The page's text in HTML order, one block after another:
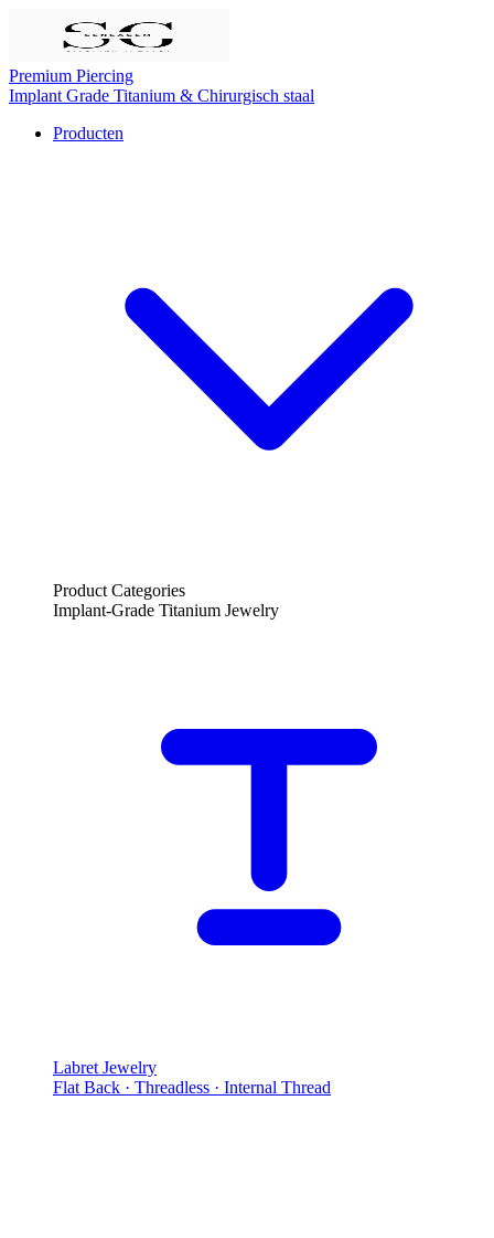
Premium Piercing
Implant Grade Titanium & Chirurgisch staal
Producten
Product Categories
Implant-Grade Titanium Jewelry
Labret Jewelry
Flat Back · Threadless · Internal Thread